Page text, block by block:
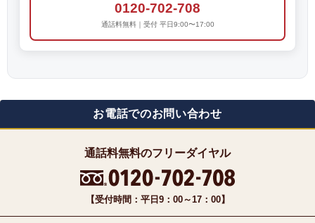
0120-702-708
通話料無料｜受付 平日9:00〜17:00
お電話でのお問い合わせ
通話料無料のフリーダイヤル
【受付時間：平日9：00～17：00】